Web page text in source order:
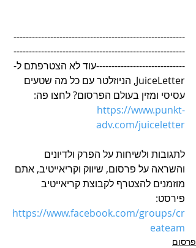
--------------------------------------------------------
--------------------------------------------------------
-----------------------------עוד לא הצטרפתם ל-
JuiceLetter, הניוזלטר עם כל מה שטעים
עסיסי ומזין בעולם הפרסום? לחצו פה:
https://www.punkt-
adv.com/juiceletter
לתגובות ולשיחות על הפרק ולדיונים
והשראה על פרסום, שיווק וקריאייטיב, אתם
מוזמנים להצטרף לקבוצת קריאייטיב
פירסט:
https://www.facebook.com/groups/cr
eateam
פרסום